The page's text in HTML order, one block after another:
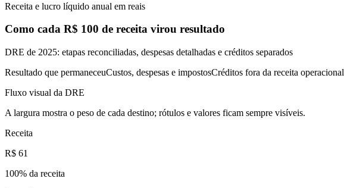
Receita e lucro líquido anual em reais
Como cada R$ 100 de receita virou resultado
DRE de 2025: etapas reconciliadas, despesas detalhadas e créditos separados
Resultado que permaneceuCustos, despesas e impostosCréditos fora da receita operacional
Fluxo visual da DRE
A largura mostra o peso de cada destino; rótulos e valores ficam sempre visíveis.
Receita
R$ 61
100% da receita